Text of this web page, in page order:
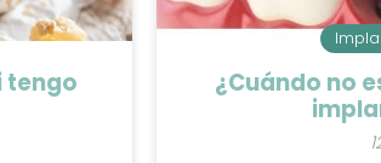
tengo
¿Cuándo no